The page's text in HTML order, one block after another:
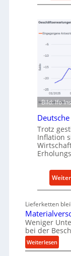
Bild: Ifo
Trotz
Inflation
Lieferketten
Weniger
bei der
Weiterlesen:
M